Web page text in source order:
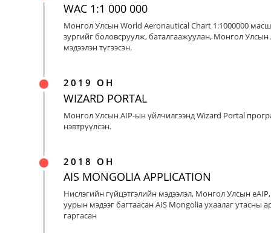
WAC 1:1 000 000
Монгол Улсын World Aeronautical Chart 1:1000000
зургийг боловсруулж, баталгаажуулан, Монгол Улсын
мэдээлэн түгээсэн.
2019 ОН
WIZARD PORTAL
Монгол Улсын AIP-ын үйлчилгээнд Wizard Portal
нэвтрүүлсэн.
2018 ОН
AIS MONGOLIA APPLICATION
Нислэгийн гүйцэтгэлийн мэдээлэл, Монгол Улсын
уурын мэдээг багтаасан AIS Mongolia ухаалаг утасны
гаргасан